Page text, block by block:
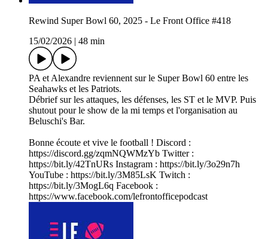
Rewind Super Bowl 60, 2025 - Le Front Office #418
15/02/2026 | 48 min
PA et Alexandre reviennent sur le Super Bowl 60 entre les
Seahawks et les Patriots.
Débrief sur les attaques, les défenses, les ST et le MVP. Puis
shutout pour le show de la mi temps et l'organisation au
Beluschi's Bar.
Bonne écoute et vive le football ! Discord :
https://discord.gg/zqmNQWMzYb Twitter :
https://bit.ly/42TnURs Instagram : https://bit.ly/3o29n7h
YouTube : https://bit.ly/3M85LsK Twitch :
https://bit.ly/3MogL6q Facebook :
https://www.facebook.com/lefrontofficepodcast